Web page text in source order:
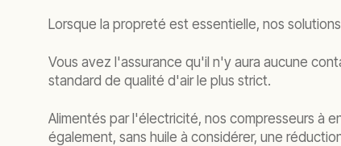
Lorsque la propreté est essentielle, nos
Vous avez l'assurance qu'il n'y aura aucune
standard de qualité d'air le plus strict.
Alimentés par l'électricité, nos compresseurs à
également, sans huile à considérer, une